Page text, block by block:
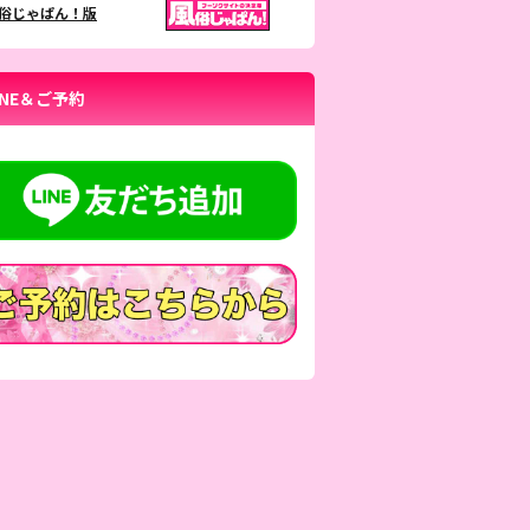
じゃぱん！版
＆ご予約